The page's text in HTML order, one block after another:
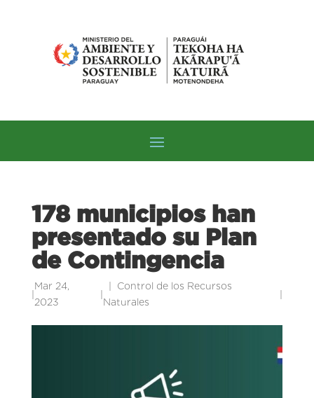
178 municipios han
presentado su Plan
de Contingencia
|
Mar 24,
2023
|
Control de los Recursos
Naturales
|